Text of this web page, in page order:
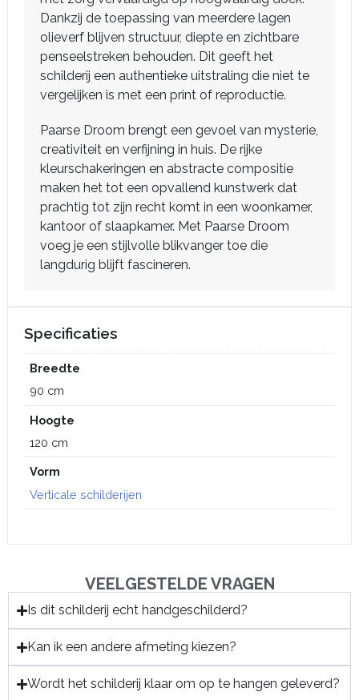
Dankzij de toepassing van meerdere lagen
olieverf blijven structuur, diepte en zichtbare
penseelstreken behouden. Dit geeft het
schilderij een authentieke uitstraling die niet te
vergelijken is met een print of reproductie.
Paarse Droom brengt een gevoel van mysterie,
creativiteit en verfijning in huis. De rijke
kleurschakeringen en abstracte compositie
maken het tot een opvallend kunstwerk dat
prachtig tot zijn recht komt in een woonkamer,
kantoor of slaapkamer. Met Paarse Droom
voeg je een stijlvolle blikvanger toe die
langdurig blijft fascineren.
Specificaties
Breedte
90 cm
Hoogte
120 cm
Vorm
Verticale schilderijen
VEELGESTELDE VRAGEN
Is dit schilderij echt handgeschilderd?
Kan ik een andere afmeting kiezen?
Wordt het schilderij klaar om op te hangen geleverd?